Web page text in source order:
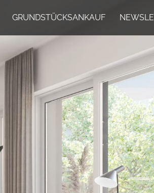
GRUNDSTÜCKSANKAUF